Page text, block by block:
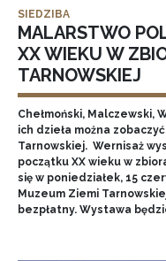
SIEDZIBA
MALARSTWO
XX WIEKU W
TARNOWSKIEJ
Chełmoński, Malczewski,
ich dzieła można
Tarnowskiej. Wernisaż
początku XX wieku w
się w poniedziałek, 15
Muzeum Ziemi
bezpłatny. Wystawa